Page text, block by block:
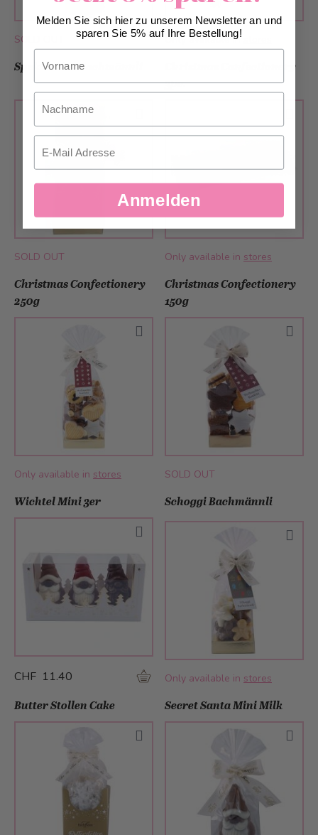
SOLD OUT Only available in
Spekulatius Bachmännli
SOLD OUT
Christmas Confectionery
3pc.
Only available in stores
Christmas Confectionery
250g
Only available in stores
Christmas Confectionery
150g
SOLD OUT
Wichtel Mini 3er
CHF 11.40
Schoggi Bachmännli
Only available in stores
Butter Stollen Cake
Secret Santa Mini Milk
Melden Sie sich hier zu unserem Newsletter an und
sparen Sie 5% auf Ihre Bestellung!
Nachname
Email
Anmelden